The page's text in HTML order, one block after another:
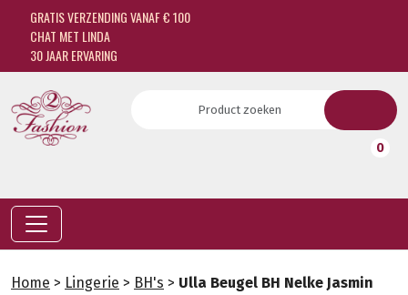
GRATIS VERZENDING VANAF € 100
CHAT MET LINDA
30 JAAR ERVARING
0
Home > Lingerie > BH's > Ulla Beugel BH Nelke Jasmin